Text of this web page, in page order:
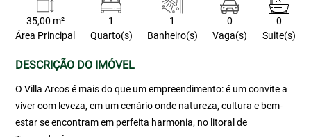
35,00 m²
Área Principal
1
Quarto(s)
1
Banheiro(s)
0
Vaga(s)
0
Suite(s)
DESCRIÇÃO DO IMÓVEL
O Villa Arcos é mais do que um empreendimento: é um convite a
viver com leveza, em um cenário onde natureza, cultura e bem-
estar se encontram em perfeita harmonia, no litoral de